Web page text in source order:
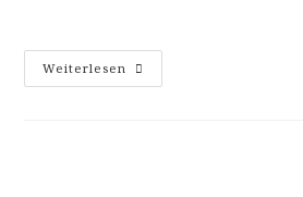
Weiterlesen